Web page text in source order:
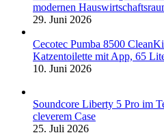
modernen
29. Juni 2026
Cecotec Pumba 8500
Katzentoilette mit App, 65
10. Juni 2026
Soundcore Liberty 5 Pro im
cleverem Case
25. Juli 2026